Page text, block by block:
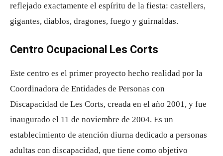
reflejado exactamente el espíritu de la fiesta: castellers,
gigantes, diablos, dragones, fuego y guirnaldas.
Centro Ocupacional Les Corts
Este centro es el primer proyecto hecho realidad por la
Coordinadora de Entidades de Personas con
Discapacidad de Les Corts, creada en el año 2001, y fue
inaugurado el 11 de noviembre de 2004. Es un
establecimiento de atención diurna dedicado a personas
adultas con discapacidad, que tiene como objetivo